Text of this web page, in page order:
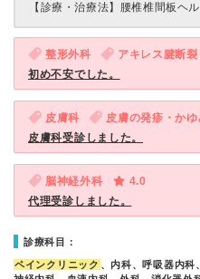
【診療・治療法】
腰椎椎間板ヘ
整形外科 アキレス腱断裂
初め不安でした。
皮膚科 皮膚の発疹・かゆ
皮膚科受診しました。
脳神経外科
4.0
代理受診しました。
診療科目：
ペインクリニック 、内科、呼吸器内科